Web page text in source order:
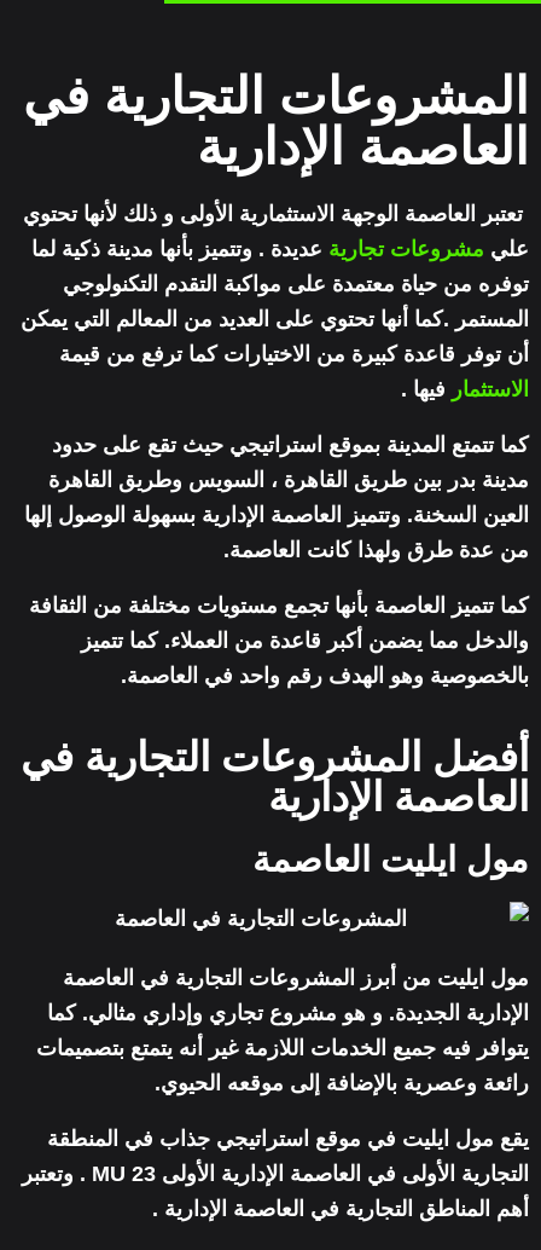
المشروعات التجارية في
العاصمة الإدارية
تعتبر العاصمة الوجهة الاستثمارية الأولى و ذلك لأنها تحتوي
علي مشروعات تجارية عديدة . وتتميز بأنها مدينة ذكية لما
توفره من حياة معتمدة على مواكبة التقدم التكنولوجي
المستمر .كما أنها تحتوي على العديد من المعالم التي يمكن
أن توفر قاعدة كبيرة من الاختيارات كما ترفع من قيمة
الاستثمار فيها .
كما تتمتع المدينة بموقع استراتيجي حيث تقع على حدود
مدينة بدر بين طريق القاهرة ، السويس وطريق القاهرة
العين السخنة. وتتميز العاصمة الإدارية بسهولة الوصول إلها
من عدة طرق ولهذا كانت العاصمة.
كما تتميز العاصمة بأنها تجمع مستويات مختلفة من الثقافة
والدخل مما يضمن أكبر قاعدة من العملاء. كما تتميز
بالخصوصية وهو الهدف رقم واحد في العاصمة.
أفضل المشروعات التجارية في
العاصمة الإدارية
مول ايليت العاصمة
مول ايليت من أبرز المشروعات التجارية في العاصمة
الإدارية الجديدة. و هو مشروع تجاري وإداري مثالي. كما
يتوافر فيه جميع الخدمات اللازمة غير أنه يتمتع بتصميمات
رائعة وعصرية بالإضافة إلى موقعه الحيوي.
يقع مول ايليت في موقع استراتيجي جذاب في المنطقة
التجارية الأولى في العاصمة الإدارية الأولى MU 23 . وتعتبر
أهم المناطق التجارية في العاصمة الإدارية .